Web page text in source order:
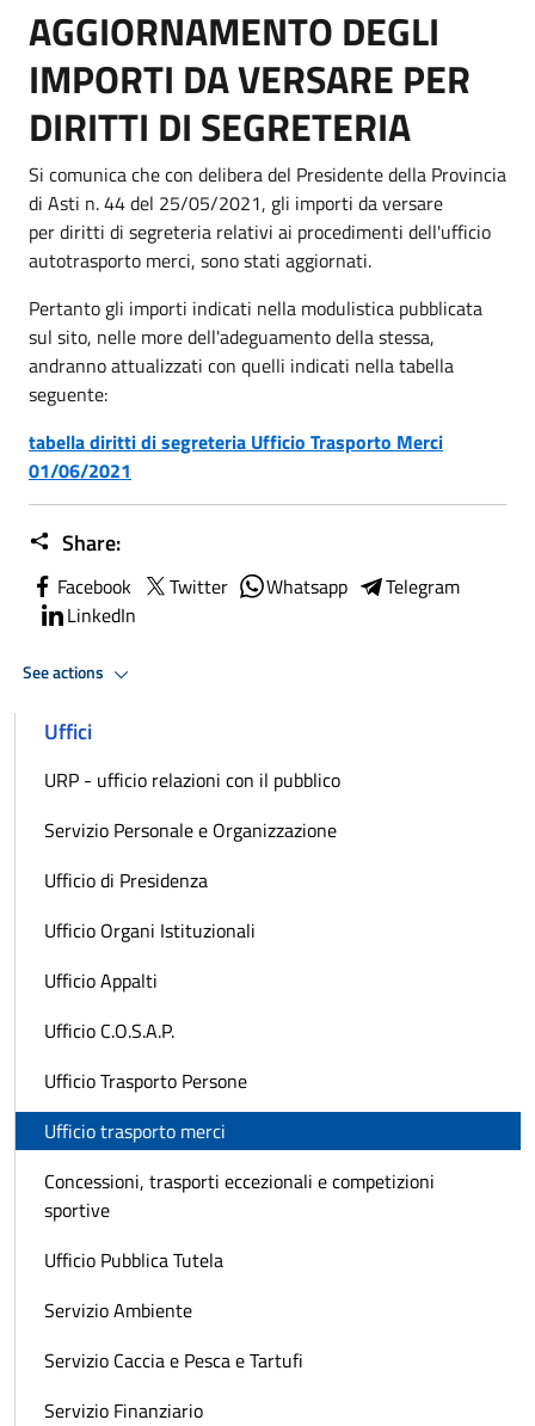
AGGIORNAMENTO DEGLI
IMPORTI DA VERSARE PER
DIRITTI DI SEGRETERIA
Si comunica che con delibera del Presidente della Provincia
di Asti n. 44 del 25/05/2021, gli importi da versare
per diritti di segreteria relativi ai procedimenti dell'ufficio
autotrasporto merci, sono stati aggiornati.
Pertanto gli importi indicati nella modulistica pubblicata
sul sito, nelle more dell'adeguamento della stessa,
andranno attualizzati con quelli indicati nella tabella
seguente:
tabella diritti di segreteria Ufficio Trasporto Merci
01/06/2021
Share:
Facebook Twitter Whatsapp
Telegram
LinkedIn
See actions
Uffici
URP - ufficio relazioni con il pubblico
Servizio Personale e Organizzazione
Ufficio di Presidenza
Ufficio Organi Istituzionali
Ufficio Appalti
Ufficio C.O.S.A.P.
Ufficio Trasporto Persone
Ufficio trasporto merci
Concessioni, trasporti eccezionali e competizioni
sportive
Ufficio Pubblica Tutela
Servizio Ambiente
Servizio Caccia e Pesca e Tartufi
Servizio Finanziario